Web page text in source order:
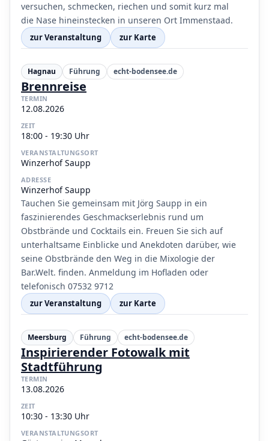
versuchen, schmecken, riechen und somit kurz mal
die Nase hineinstecken in unseren Ort Immenstaad.
zur Veranstaltung zur Karte
Hagnau Führung echt-bodensee.de
Brennreise
TERMIN
12.08.2026
ZEIT
18:00 - 19:30 Uhr
VERANSTALTUNGSORT
Winzerhof Saupp
ADRESSE
Winzerhof Saupp
Tauchen Sie gemeinsam mit Jörg Saupp in ein
faszinierendes Geschmackserlebnis rund um
Obstbrände und Cocktails ein. Freuen Sie sich auf
unterhaltsame Einblicke und Anekdoten darüber, wie
seine Obstbrände den Weg in die Mixologie der
Bar.Welt. finden. Anmeldung im Hofladen oder
telefonisch 07532 9712
zur Veranstaltung zur Karte
Meersburg Führung echt-bodensee.de
Inspirierender Fotowalk mit
Stadtführung
TERMIN
13.08.2026
ZEIT
10:30 - 13:30 Uhr
VERANSTALTUNGSORT